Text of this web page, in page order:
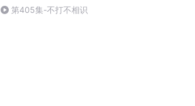
第405集-不打不相识